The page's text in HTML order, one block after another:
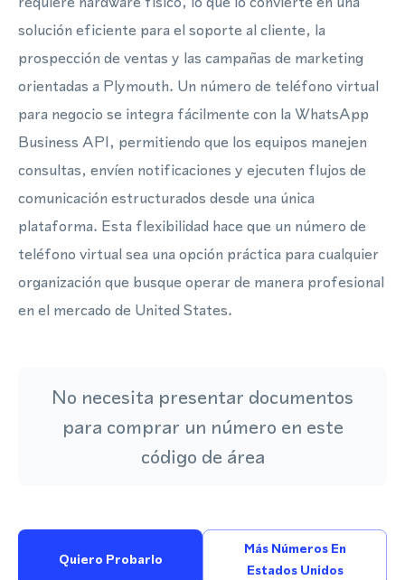
solución eficiente para el soporte al cliente, la
prospección de ventas y las campañas de marketing
orientadas a Plymouth. Un número de teléfono virtual
para negocio se integra fácilmente con la WhatsApp
Business API, permitiendo que los equipos manejen
consultas, envíen notificaciones y ejecuten flujos de
comunicación estructurados desde una única
plataforma. Esta flexibilidad hace que un número de
teléfono virtual sea una opción práctica para cualquier
organización que busque operar de manera profesional
en el mercado de United States.
No necesita presentar documentos
para comprar un número en este
código de área
Quiero Probarlo
Más Números En
Estados Unidos